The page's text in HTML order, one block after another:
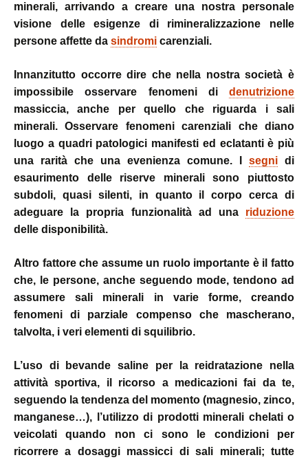
minerali, arrivando a creare una nostra personale
visione delle esigenze di rimineralizzazione nelle
persone affette da sindromi carenziali.
Innanzitutto occorre dire che nella nostra società è
impossibile osservare fenomeni di denutrizione
massiccia, anche per quello che riguarda i sali
minerali. Osservare fenomeni carenziali che diano
luogo a quadri patologici manifesti ed eclatanti è più
una rarità che una evenienza comune. I segni di
esaurimento delle riserve minerali sono piuttosto
subdoli, quasi silenti, in quanto il corpo cerca di
adeguare la propria funzionalità ad una riduzione
delle disponibilità.
Altro fattore che assume un ruolo importante è il fatto
che, le persone, anche seguendo mode, tendono ad
assumere sali minerali in varie forme, creando
fenomeni di parziale compenso che mascherano,
talvolta, i veri elementi di squilibrio.
L’uso di bevande saline per la reidratazione nella
attività sportiva, il ricorso a medicazioni fai da te,
seguendo la tendenza del momento (magnesio, zinco,
manganese…), l’utilizzo di prodotti minerali chelati o
veicolati quando non ci sono le condizioni per
ricorrere a dosaggi massicci di sali minerali; tutte